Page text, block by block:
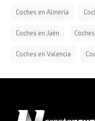
Coches en Almería
Coches en Jaén
Coches en Valencia